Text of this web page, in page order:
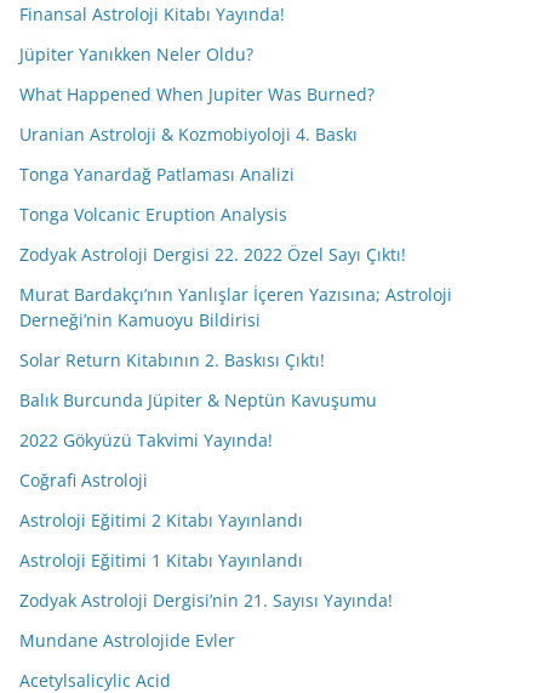
Finansal Astroloji Kitabı Yayında!
Jüpiter Yanıkken Neler Oldu?
What Happened When Jupiter Was Burned?
Uranian Astroloji & Kozmobiyoloji 4. Baskı
Tonga Yanardağ Patlaması Analizi
Tonga Volcanic Eruption Analysis
Zodyak Astroloji Dergisi 22. 2022 Özel Sayı Çıktı!
Murat Bardakçı’nın Yanlışlar İçeren Yazısına; Astroloji
Derneği’nin Kamuoyu Bildirisi
Solar Return Kitabının 2. Baskısı Çıktı!
Balık Burcunda Jüpiter & Neptün Kavuşumu
2022 Gökyüzü Takvimi Yayında!
Coğrafi Astroloji
Astroloji Eğitimi 2 Kitabı Yayınlandı
Astroloji Eğitimi 1 Kitabı Yayınlandı
Zodyak Astroloji Dergisi’nin 21. Sayısı Yayında!
Mundane Astrolojide Evler
Acetylsalicylic Acid